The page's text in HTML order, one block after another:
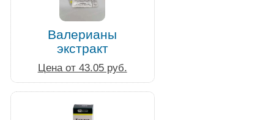
Валерианы
экстракт
Цена от 43.05 руб.